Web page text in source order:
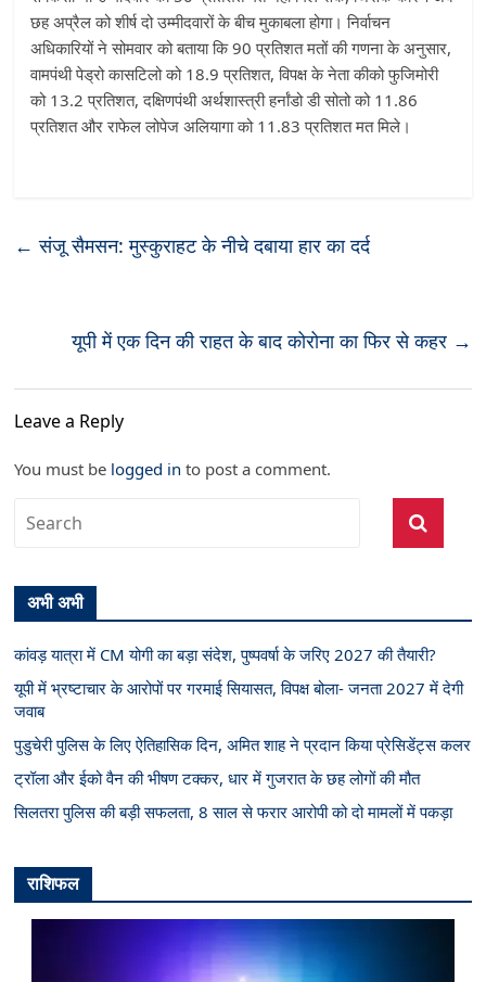
छह अप्रैल को शीर्ष दो उम्मीदवारों के बीच मुकाबला होगा। निर्वाचन
अधिकारियों ने सोमवार को बताया कि 90 प्रतिशत मतों की गणना के अनुसार,
वामपंथी पेड्रो कासटिलो को 18.9 प्रतिशत, विपक्ष के नेता कीको फुजिमोरी
को 13.2 प्रतिशत, दक्षिणपंथी अर्थशास्त्री हर्नांडो डी सोतो को 11.86
प्रतिशत और राफेल लोपेज अलियागा को 11.83 प्रतिशत मत मिले।
← संजू सैमसन: मुस्कुराहट के नीचे दबाया हार का दर्द
यूपी में एक दिन की राहत के बाद कोरोना का फिर से कहर →
Leave a Reply
You must be logged in to post a comment.
अभी अभी
कांवड़ यात्रा में CM योगी का बड़ा संदेश, पुष्पवर्षा के जरिए 2027 की तैयारी?
यूपी में भ्रष्टाचार के आरोपों पर गरमाई सियासत, विपक्ष बोला- जनता 2027 में देगी
जवाब
पुडुचेरी पुलिस के लिए ऐतिहासिक दिन, अमित शाह ने प्रदान किया प्रेसिडेंट्स कलर
ट्रॉला और ईको वैन की भीषण टक्कर, धार में गुजरात के छह लोगों की मौत
सिलतरा पुलिस की बड़ी सफलता, 8 साल से फरार आरोपी को दो मामलों में पकड़ा
राशिफल